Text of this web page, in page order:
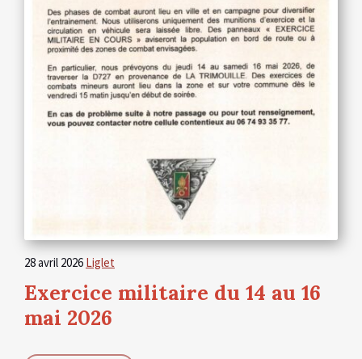
28 avril 2026 Liglet
Exercice militaire du 14 au 16
mai 2026